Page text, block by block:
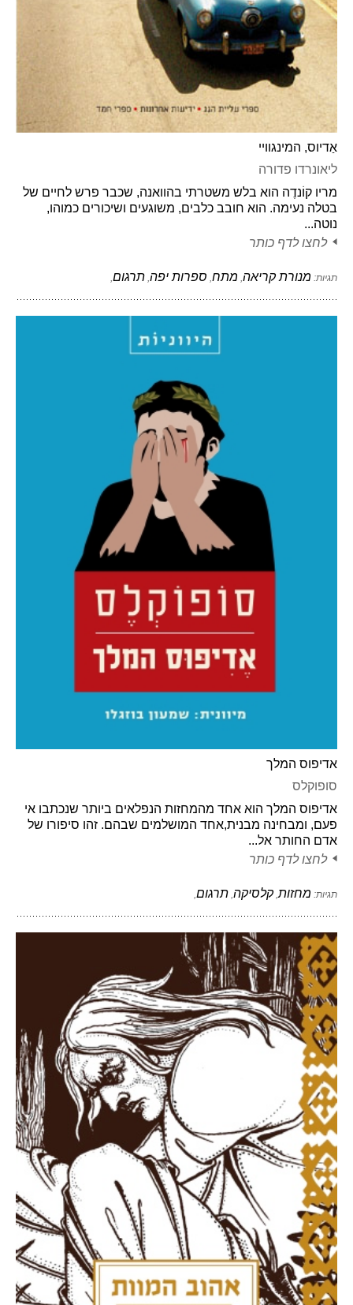
אַדיוס, המינגוויי
ליאונרדו פדורה
מריו קוֹנדֶה הוא בלש משטרתי בהוואנה, שכבר פרש לחיים של
בטלה נעימה. הוא חובב כלבים, משוגעים ושיכורים כמוהו,
נוטה...
לחצו לדף כותר
תגיות: מנורת קריאה מתח ספרות יפה תרגום
אדיפוס המלך
סופוקלס
אדיפוס המלך הוא אחד מהמחזות הנפלאים ביותר שנכתבו אי
פעם, ומבחינה מבנית,אחד המושלמים שבהם. זהו סיפורו של
אדם החותר אל...
לחצו לדף כותר
תגיות: מחזות ,קלסיקה תרגום